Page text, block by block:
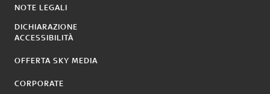
NOTE LEGALI
DICHIARAZIONE
ACCESSIBILITÀ
OFFERTA SKY MEDIA
CORPORATE